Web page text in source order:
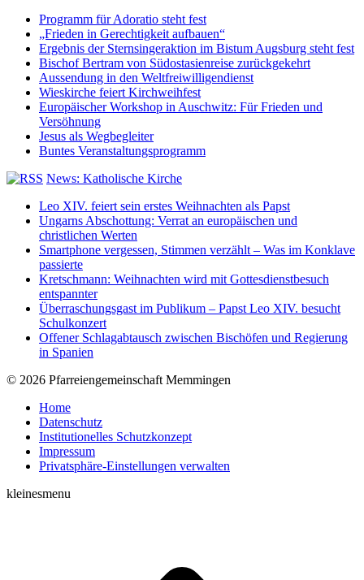
Programm für Adoratio steht fest
„Frieden in Gerechtigkeit aufbauen“
Ergebnis der Sternsingeraktion im Bistum Augsburg steht fest
Bischof Bertram von Südostasienreise zurückgekehrt
Aussendung in den Weltfreiwilligendienst
Wieskirche feiert Kirchweihfest
Europäischer Workshop in Auschwitz: Für Frieden und
Versöhnung
Jesus als Wegbegleiter
Buntes Veranstaltungsprogramm
News: Katholische Kirche
Leo XIV. feiert sein erstes Weihnachten als Papst
Ungarns Abschottung: Verrat an europäischen und
christlichen Werten
Smartphone vergessen, Stimmen verzählt – Was im Konklave
passierte
Kretschmann: Weihnachten wird mit Gottesdienstbesuch
entspannter
Überraschungsgast im Publikum – Papst Leo XIV. besucht
Schulkonzert
Offener Schlagabtausch zwischen Bischöfen und Regierung
in Spanien
© 2026 Pfarreiengemeinschaft Memmingen
Home
Datenschutz
Institutionelles Schutzkonzept
Impressum
Privatsphäre-Einstellungen verwalten
kleinesmenu